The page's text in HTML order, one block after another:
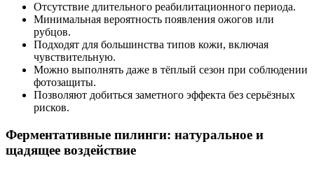
Отсутствие длительного реабилитационного периода.
Минимальная вероятность появления ожогов или
рубцов.
Подходят для большинства типов кожи, включая
чувствительную.
Можно выполнять даже в тёплый сезон при соблюдении
фотозащиты.
Позволяют добиться заметного эффекта без серьёзных
рисков.
Ферментативные пилинги: натуральное и
щадящее воздействие